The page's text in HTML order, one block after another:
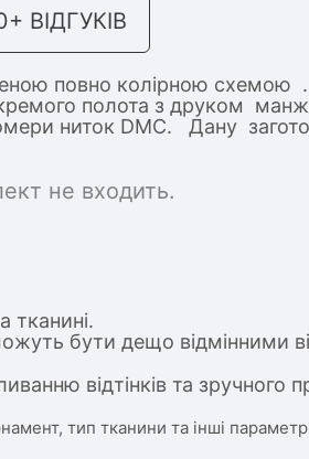
повно колірною
полота з друком
ниток DMC. Дану
не входить.
тканині.
бути дещо відмінними
відтінків та зручного
тип тканини та інші